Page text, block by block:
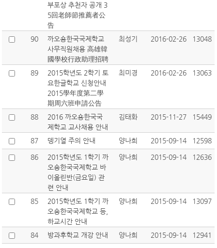
부포상 추천자 공개 3
5回老師節推薦者公
告
90
까오숑한국국제학교
사무직원채용 高雄韓
國學校行政助理招聘
최성기 2016-02-26 13048
89
2015학년도 2학기 토
요한글학교 신청안내
2015學年度第二學
期周六班申請公告
최미경 2016-02-26 13063
88
2016 까오숑한국국
제학교 교사채용 안내
김태화 2015-11-27 15449
87 뎅기열 주의 안내 양나희 2015-09-14 12598
86
2015학년도 1학기 까
오숑한국국제학교 바
이올린반(금요일) 관
련 안내
양나희 2015-09-14 12636
85
2015학년도 1학기 까
오숑한국국제학교 등,
하교시간 안내
양나희 2015-09-14 13097
84 방과후학교 개강 안내 양나희 2015-09-14 12941